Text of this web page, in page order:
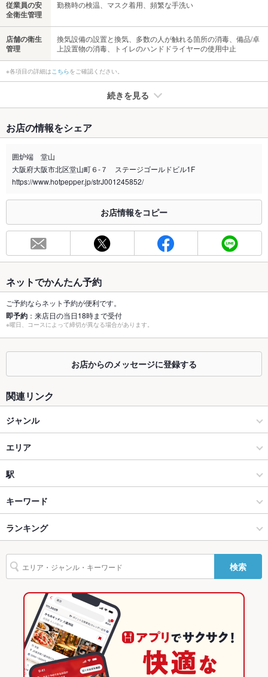
従業員の安
全衛生管理
勤務時の検温、マスク着用、頻繁な手洗い
店舗の衛生
管理
換気設備の設置と換気、多数の人が触れる箇所の消毒、備品/卓
上設置物の消毒、トイレのハンドドライヤーの使用中止
※各項目の詳細はこちらをご確認ください。
続きを見る
禁煙・喫煙 全席喫煙可
喫煙専用室
※2020年4月1日～受動喫煙対策に関する法律が施行されています。正しい情報はお店へお問い
総席数 56席
最大宴会収
－
個室 なし
座敷 なし
掘りごたつ なし
ソファー
テラス席
設備
Wi-Fi
バリアフリ
ー
駐車場 なし
その他設備 －
なし
食べ放題 なし
お子様連れ お子様連れ不可
お店の情報をシェア
囲炉端 堂山
大阪府大阪市北区堂山町６-７ ステージゴールドビル1F
https://www.hotpepper.jp/strJ001245852/
お店情報をコピー
ネットでかんたん予約
ご予約ならネット予約が便利です。
即予約 ：来店日の当日18時まで受付
※曜日、コースによって締切が異なる場合があります。
お店からのメッセージに登録する
関連リンク
ジャンル
和食
和食全般
梅田 × 和食
梅田 × 和食全般
大阪梅田駅 × 和食
大阪梅田駅 × 和食全般
エリア
東通り
東通り × 和食
東通り × 和食全般
大阪
大阪 × 和食
大阪 × 和食全般
駅
中崎町駅
東梅田駅
大阪梅田駅
キーワード
手羽先 からあげ
なめろう つくね 鶏皮 ステーキ
ランキング
大阪のグルメランキング
大阪の和食ランキング
梅田のグルメランキング
梅田の和食ランキング
東通りのグルメランキング
検索